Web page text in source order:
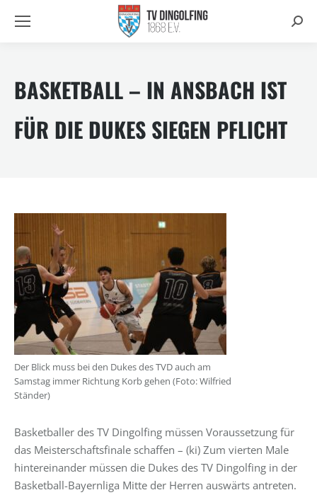
BASKETBALL – IN ANSBACH IST
FÜR DIE DUKES SIEGEN PFLICHT
Der Blick muss bei den Dukes des TVD auch am
Samstag immer Richtung Korb gehen (Foto: Wilfried
Ständer)
Basketballer des TV Dingolfing müssen Voraussetzung für
das Meisterschaftsfinale schaffen – (ki) Zum vierten Male
hintereinander müssen die Dukes des TV Dingolfing in der
Basketball-Bayernliga Mitte der Herren auswärts antreten.